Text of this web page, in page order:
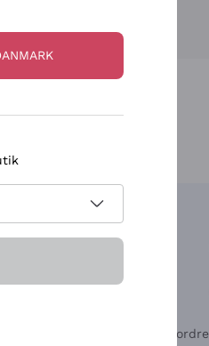
Kundeservice
Fortrydelsesformular for ordre